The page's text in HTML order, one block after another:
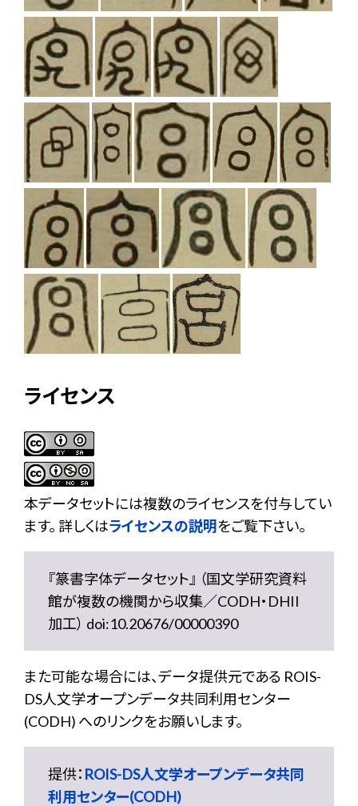
ライセンス
本データセットには複数のライセンスを付与してい
ます。 詳しくはライセンスの説明をご覧下さい。
『篆書字体データセット』 （国文学研究資料
館が複数の機関から収集／CODH・DHII
加工） doi:10.20676/00000390
また可能な場合には、データ提供元である ROIS-
DS人文学オープンデータ共同利用センター
(CODH) へのリンクをお願いします。
提供： ROIS-DS人文学オープンデータ共同
利用センター(CODH)